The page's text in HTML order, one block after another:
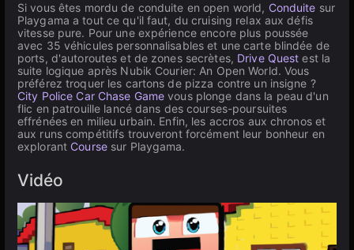
Si vous êtes mordu de conduite en open world, Conduite sur
Playgama a tout ce qu'il faut, du cruising relax aux défis
vitesse pure. Pour une expérience encore plus poussée
avec 35 véhicules personnalisables et une carte blindée de
ports, d'autoroutes et de zones secrètes, Drive Quest est la
suite logique après Nubik Courier: An Open World. Vous
préférez troquer les cartons de pizza contre un insigne ?
City Police Car Chase Game vous plonge dans la peau d'un
flic en patrouille lancé dans des courses-poursuites
effrénées en milieu urbain. Enfin, les accros aux chronos et
aux runs compétitifs trouveront forcément leur bonheur en
explorant Coursesur Playgama.
Vidéo